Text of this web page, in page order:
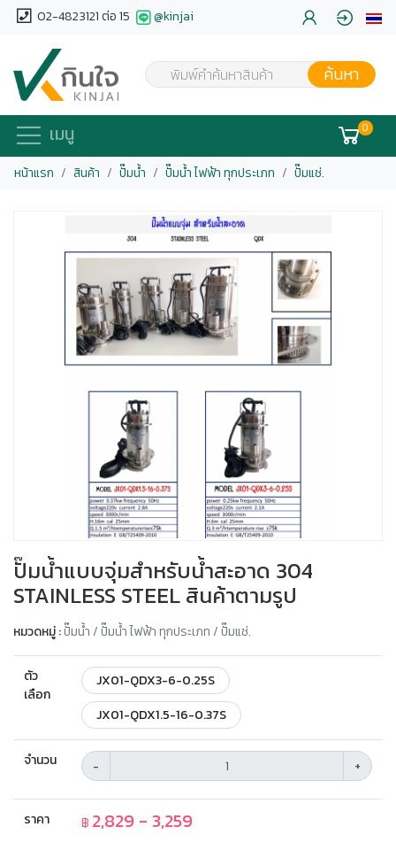
02-4823121 ต่อ 15 @kinjai
พิมพ์คำค้นหาสินค้า ค้นหา
เมนู 0
หน้าแรก สินค้า ปั๊มน้ำ ปั๊มน้ำ ไฟฟ้า ทุกประเภท ปั๊มแช่.
ปั๊มน้ำแบบจุ่มสำหรับน้ำสะอาด 304
STAINLESS STEEL สินค้าตามรูป
หมวดหมู่ :ปั๊มน้ำ / ปั๊มน้ำ ไฟฟ้า ทุกประเภท / ปั๊มแช่.
ตัว
เลือก
JX01-QDX3-6-0.25S
JX01-QDX1.5-16-0.37S
จำนวน - +
ราคา ฿ 2,829 - 3,259